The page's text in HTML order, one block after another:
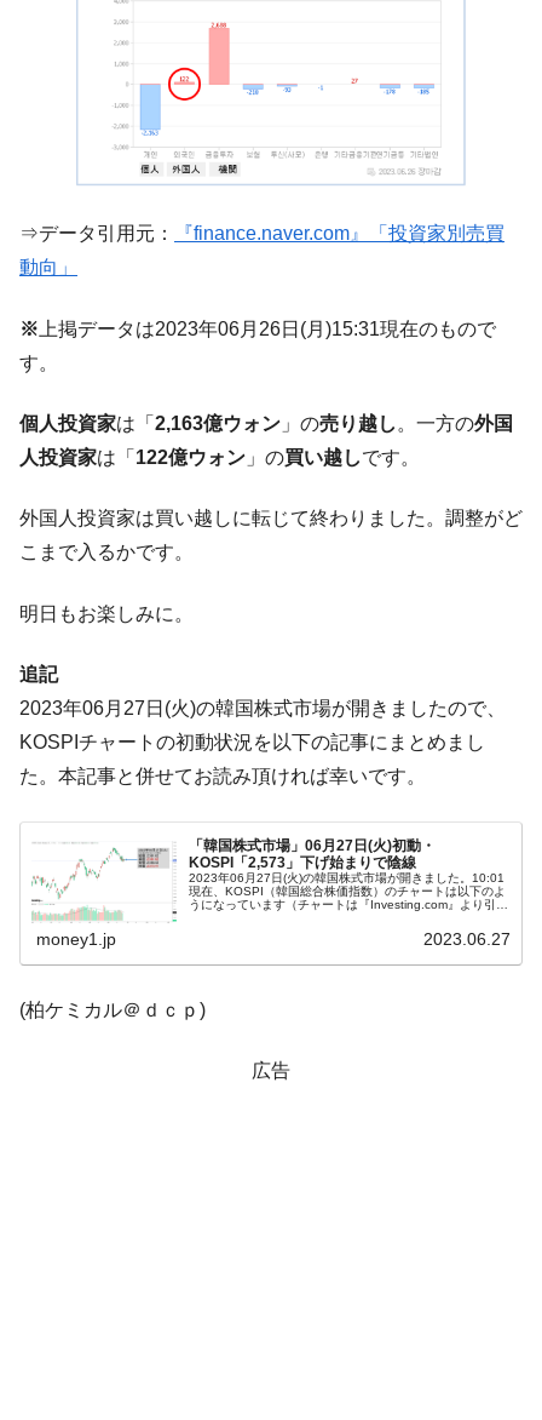
『Money1』
韓国型イージス搭載の次世代駆逐艦
「KDDX」1番艦、2032年竣工と公示
『Money1』
【対日本円】ウォン安が急進！ 日米の協調
『Money1』
韓国政府『BYD』車への補助金を全廃 ⇒ 実
は韓国で『BYD』車は売れている。6カ月で対前年同期比
『Money1』
在韓米国大使スティールが着韓！⇒ さっそ
く空港に詰めかけ「出て行け！」「極右勢力」のプラカー
『Money1』
韓国政府「2035年までに18.4GW規模のAIデ
ータセンター整備」⇒ だから無理だってば。
『Money1』
JPモルガン「韓国レバレッジETFの清算は
ほぼ終わった」
『Money1』
韓国政府「ニセＫ-ブランドを通報しようキ
『Money1』
韓国「橋が落ちました」⇒ 耐久性「なさす
『Money1』
営業利益80.2％も減少
『Money1』
米国下院「韓国の公務員個人をターゲット
にぶん殴る法案」提出！⇒ クーパン問題は合衆国企業に対
『Money1』
韓国ボンクラ政策室長･金容範、株価暴落に
他人事のような発言。
『Money1』
韓国半導体『SKハイニックス』2026年2Qの
業績「史上最高益」当期純利益は前年同期比13.4倍に。
『Money1』
韓国･加徳島新国際空港「またも暗礁」の危
機 ⇒ 10.7兆では損が出るからできない。
日(水)もサイドカー・サーキットブレイカーの二段コンボ
⇒データ引用元：
『finance.naver.com』「投資家別売買
動向」
※ 上掲データは2023年06月26日(月)15:31現在のもので
す。
個人投資家は「 2,163億ウォン 」の売り越し 。一方の外国
人投資家は「 122億ウォン 」の買い越しです。
外国人投資家は買い越しに転じて終わりました。調整がど
こまで入るかです。
明日もお楽しみに。
追記
2023年06月27日(火)の韓国株式市場が開きましたので、
KOSPIチャートの初動状況を以下の記事にまとめまし
た。本記事と併せてお読み頂ければ幸いです。
「韓国株式市場」06月27日(火)初動・
KOSPI「2,573」下げ始まりで陰線
2023年06月27日(火)の韓国株式市場が開きました。10:01
現在、KOSPI（韓国総合株価指数）のチャートは以下のよ
うになっています（チャートは『Investing.com』より引
money1.jp 2023.06.27
(柏ケミカル＠ｄｃｐ)
広告